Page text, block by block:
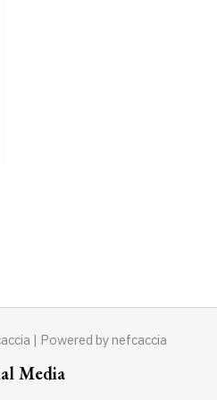
| Powered by nefcaccia
Media